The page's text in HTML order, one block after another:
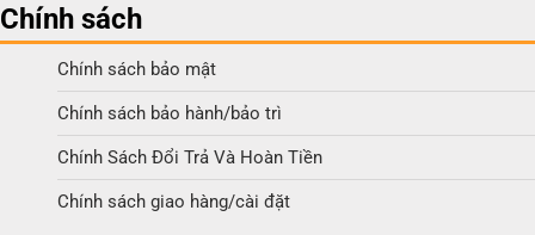
Chính sách
Chính sách bảo mật
Chính sách bảo hành/bảo trì
Chính Sách Đổi Trả Và Hoàn Tiền
Chính sách giao hàng/cài đặt